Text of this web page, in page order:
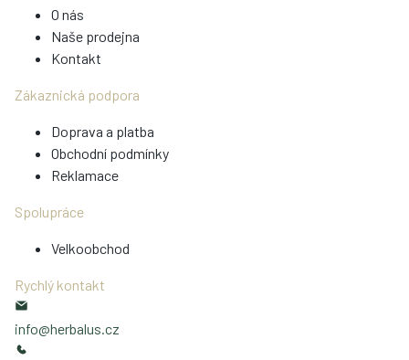
O nás
Naše prodejna
Kontakt
Zákaznická podpora
Doprava a platba
Obchodní podmínky
Reklamace
Spolupráce
Velkoobchod
Rychlý kontakt
info@herbalus.cz